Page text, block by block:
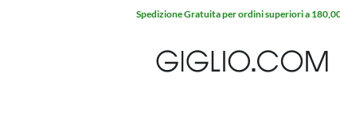
Spedizione Gratuita per ordini superiori a